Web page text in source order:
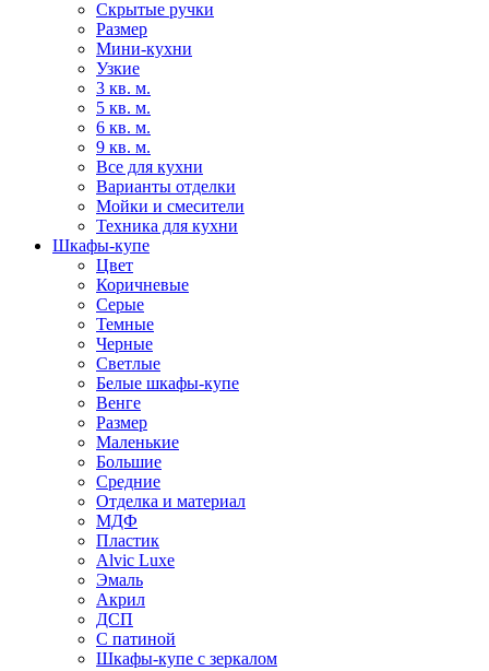
Скрытые ручки
Размер
Мини-кухни
Узкие
3 кв. м.
5 кв. м.
6 кв. м.
9 кв. м.
Все для кухни
Варианты отделки
Мойки и смесители
Техника для кухни
Шкафы-купе
Цвет
Коричневые
Серые
Темные
Черные
Светлые
Белые шкафы-купе
Венге
Размер
Маленькие
Большие
Средние
Отделка и материал
МДФ
Пластик
Alvic Luxe
Эмаль
Акрил
ДСП
С патиной
Шкафы-купе с зеркалом